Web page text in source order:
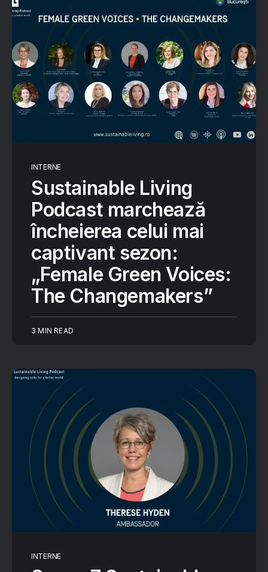
INTERNE
Sustainable Living
Podcast marchează
încheierea celui mai
captivant sezon:
„Female Green Voices:
The Changemakers”
3 MIN READ
INTERNE